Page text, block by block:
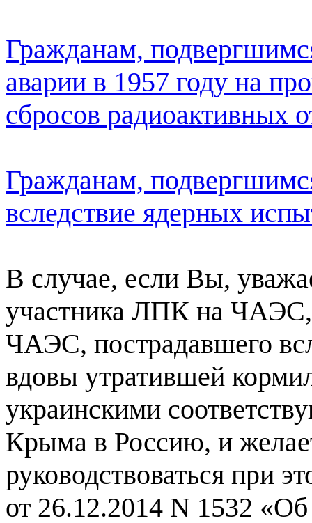
Гражданам,
аварии в 1957 году на
сбросов радиоактивных
Гражданам,
вследствие ядерных
В случае, если Вы,
участника ЛПК на ЧАЭС,
ЧАЭС, пострадавшего
вдовы утратившей
украинскими
Крыма в Россию, и
руководствоваться при
от 26.12.2014 N 1532